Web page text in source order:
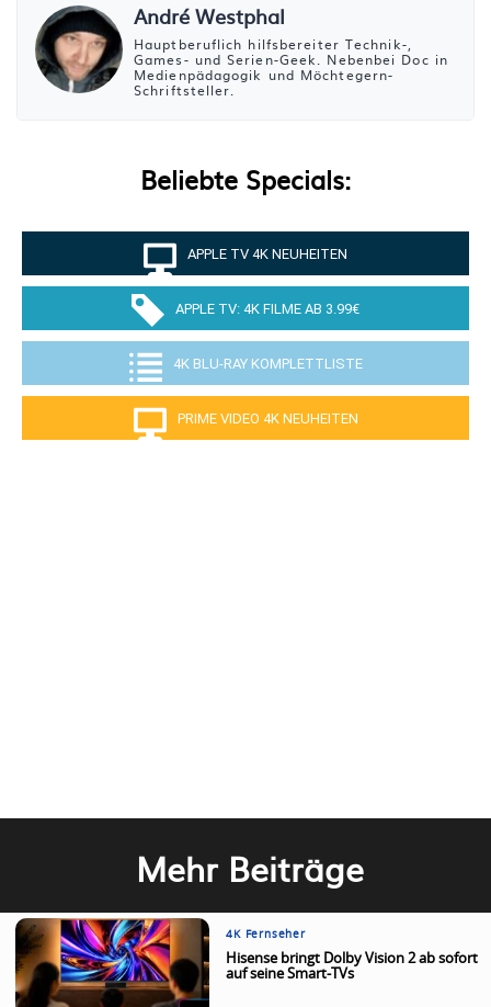
André Westphal
Hauptberuflich hilfsbereiter Technik-,
Games- und Serien-Geek. Nebenbei Doc in
Medienpädagogik und Möchtegern-
Schriftsteller.
Beliebte Specials:
APPLE TV 4K NEUHEITEN
APPLE TV: 4K FILME AB 3.99€
4K BLU-RAY KOMPLETTLISTE
PRIME VIDEO 4K NEUHEITEN
Mehr Beiträge
4K Fernseher
Hisense bringt Dolby Vision 2 ab sofort
auf seine Smart-TVs